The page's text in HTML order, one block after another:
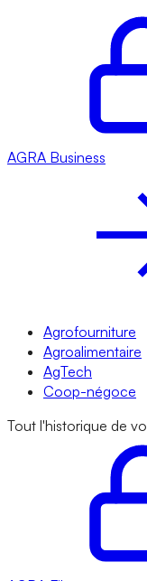
AGRA Business
Agrofourniture
Agroalimentaire
AgTech
Coop-négoce
Tout l'historique de